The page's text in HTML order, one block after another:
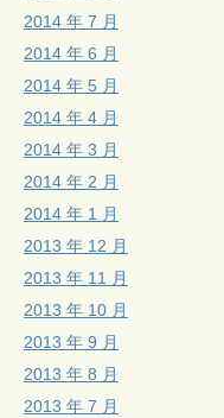
2014 年 7 月
2014 年 6 月
2014 年 5 月
2014 年 4 月
2014 年 3 月
2014 年 2 月
2014 年 1 月
2013 年 12 月
2013 年 11 月
2013 年 10 月
2013 年 9 月
2013 年 8 月
2013 年 7 月